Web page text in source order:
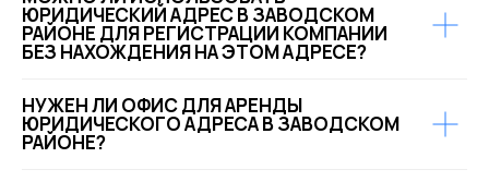
ЮРИДИЧЕСКИЙ АДРЕС В ЗАВОДСКОМ
РАЙОНЕ ДЛЯ РЕГИСТРАЦИИ КОМПАНИИ
БЕЗ НАХОЖДЕНИЯ НА ЭТОМ АДРЕСЕ?
НУЖЕН ЛИ ОФИС ДЛЯ АРЕНДЫ
ЮРИДИЧЕСКОГО АДРЕСА В ЗАВОДСКОМ
РАЙОНЕ?